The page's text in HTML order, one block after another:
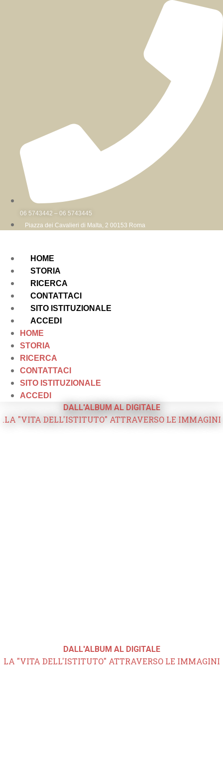
06 5743442 – 06 5743445
Piazza dei Cavalieri di Malta, 2 00153 Roma
HOME
STORIA
RICERCA
CONTATTACI
SITO ISTITUZIONALE
ACCEDI
HOME
STORIA
RICERCA
CONTATTACI
SITO ISTITUZIONALE
ACCEDI
DALL'ALBUM AL DIGITALE
.LA "VITA DELL'ISTITUTO" ATTRAVERSO LE IMMAGINI
DALL'ALBUM AL DIGITALE
LA "VITA DELL'ISTITUTO" ATTRAVERSO LE IMMAGINI